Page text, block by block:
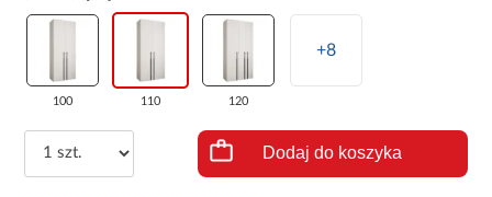
100 110 120
+8
Dodaj do koszyka